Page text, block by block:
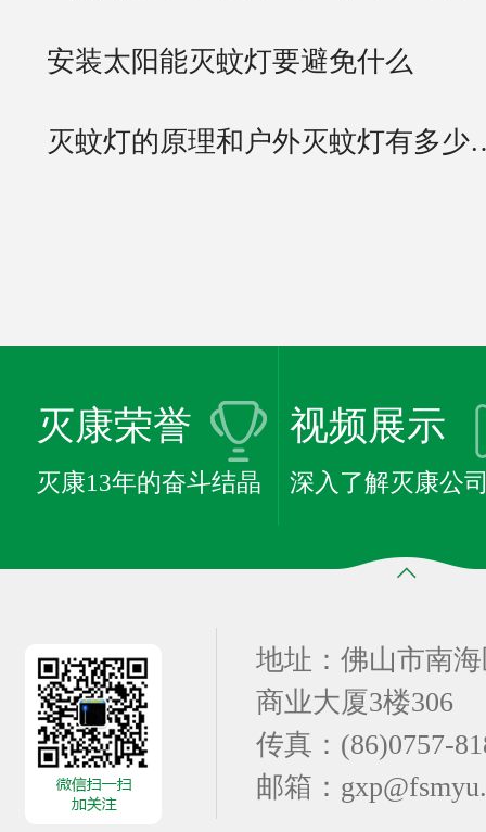
安装太阳能灭蚊灯要避免什么
灭蚊灯的原理和户外灭蚊灯有多
灭康荣誉
灭康13年的奋斗结晶
视频展示
深入了解灭康公
地址：佛山市南
商业大厦3楼306
传真：(86)0757-
邮箱：